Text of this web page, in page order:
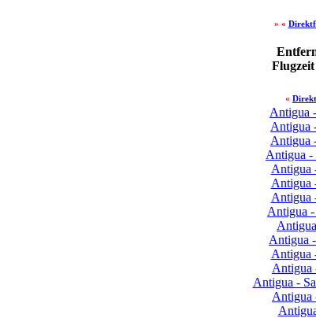
» «
«
Antigua
Antigua
Antigua
Antigua
Antigua
Antigua
Antigua
Antigua
Antigua
Antigua
Antigua
Antigua -